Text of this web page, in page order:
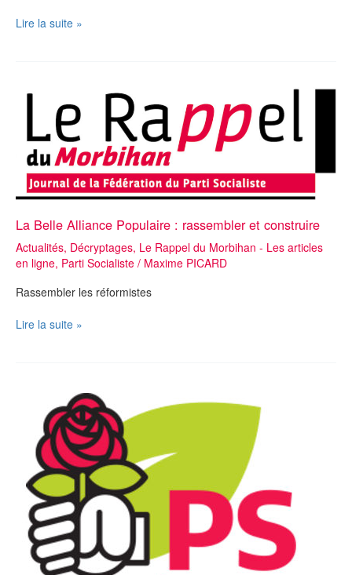
Primaires
Lire la suite »
La Belle Alliance Populaire : rassembler et construire
Actualités, Décryptages, Le Rappel du Morbihan - Les articles
en ligne, Parti Socialiste / Maxime PICARD
Rassembler les réformistes
La
rassembler
construire
Lire la suite »